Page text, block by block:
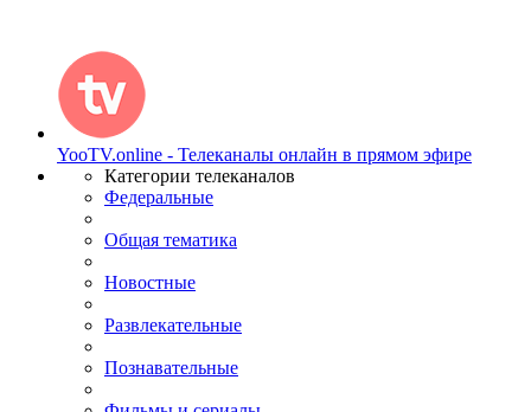
YooTV.online - Телеканалы онлайн в прямом эфире
Категории телеканалов
Федеральные
Общая тематика
Новостные
Развлекательные
Познавательные